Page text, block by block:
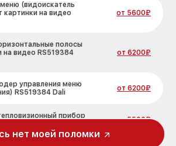
(видоискатель
картинки на видео
от 5600₽
полосы
на видео RS519384
от 6200₽
управления меню
RS519384 Dali
от 6200₽
прибор
от 5500₽
нет моей поломки